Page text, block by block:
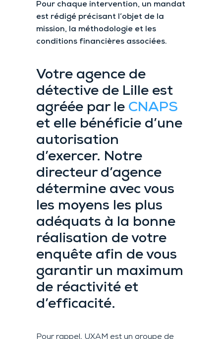
Pour chaque intervention, un mandat
est rédigé précisant l’objet de la
mission, la méthodologie et les
conditions financières associées.
Votre agence de
détective de Lille est
agréée par le CNAPS
et elle bénéficie d’une
autorisation
d’exercer. Notre
directeur d’agence
détermine avec vous
les moyens les plus
adéquats à la bonne
réalisation de votre
enquête afin de vous
garantir un maximum
de réactivité et
d’efficacité.
Pour rappel, UXAM est un groupe de